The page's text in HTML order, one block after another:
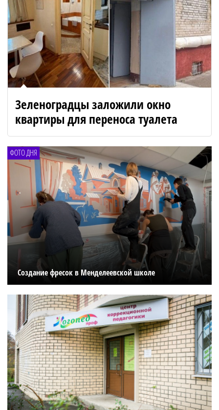
Зеленоградцы заложили окно
квартиры для переноса туалета
ФОТО ДНЯ
Создание фресок в Менделеевской школе